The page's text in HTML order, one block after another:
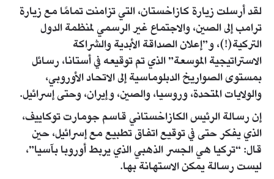
لقد أرسلت زيارة كازاخستان، التي تزامنت تمامًا مع زيارة
ترامب إلى الصين، والاجتماع غير الرسمي لمنظمة الدول
التركية(!)، و”إعلان الصداقة الأبدية والشراكة
الاستراتيجية الموسعة” الذي تم توقيعه في أستانا، رسائل
بمستوى الصواريخ الدبلوماسية إلى الاتحاد الأوروبي،
والولايات المتحدة، وروسيا، والصين، وإيران، وحتى إسرائيل.
إن رسالة الرئيس الكازاخستاني قاسم جومارت توكاييف،
الذي يفكر حتى في توقيع اتفاق تطبيع مع إسرائيل، حين
قال: “تركيا هي الجسر الذهبي الذي يربط أوروبا بآسيا”،
ليست رسالة يمكن الاستهانة بها.